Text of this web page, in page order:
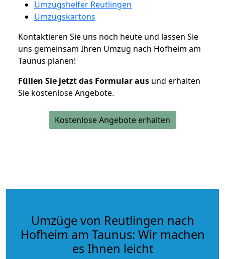
Umzugshelfer Reutlingen
Umzugskartons
Kontaktieren Sie uns noch heute und lassen Sie
uns gemeinsam Ihren Umzug nach Hofheim am
Taunus planen!
Füllen Sie jetzt das Formular aus und erhalten
Sie kostenlose Angebote.
Kostenlose Angebote erhalten
Umzüge von Reutlingen nach
Hofheim am Taunus: Wir machen
es Ihnen leicht